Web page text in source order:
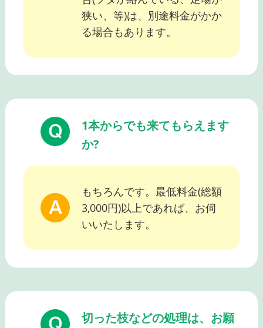
狭い、等)は、別途料金がかか
る場合もあります。
1本からでも来てもらえます
か?
もちろんです。最低料金(総額
3,000円)以上であれば、お伺
いいたします。
切った枝などの処理は、お願